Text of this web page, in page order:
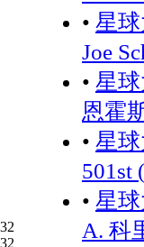
• 星球
Joe
• 星球
恩霍
• 星球
501st
• 星球
A. 科